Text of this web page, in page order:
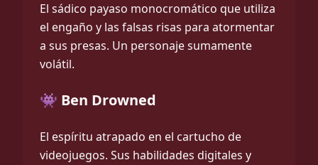
El sádico payaso monocromático que utiliza
el engaño y las falsas risas para atormentar
a sus presas. Un personaje sumamente
volátil.
👾 Ben Drowned
El espíritu atrapado en el cartucho de
videojuegos. Sus habilidades digitales y